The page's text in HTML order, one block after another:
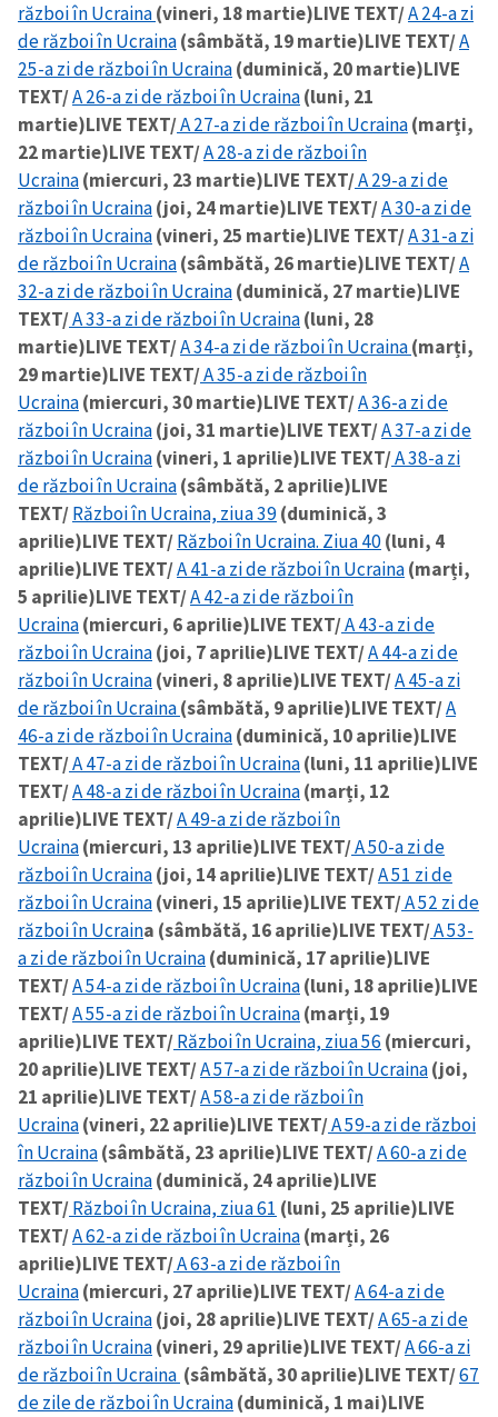
război în Ucraina(vineri, 18 martie)LIVE TEXT/A 24-a zi
de război în Ucraina(sâmbătă, 19 martie)LIVE TEXT/A
25-a zi de război în Ucraina(duminică, 20 martie)LIVE
TEXT/A 26-a zi de război în Ucraina(luni, 21
martie)LIVE TEXT/A 27-a zi de război în Ucraina(marți,
22 martie)LIVE TEXT/A 28-a zi de război în
Ucraina(miercuri, 23 martie)LIVE TEXT/A 29-a zi de
război în Ucraina(joi, 24 martie)LIVE TEXT/A 30-a zi de
război în Ucraina(vineri, 25 martie)LIVE TEXT/A 31-a zi
de război în Ucraina(sâmbătă, 26 martie)LIVE TEXT/A
32-a zi de război în Ucraina(duminică, 27 martie)LIVE
TEXT/A 33-a zi de război în Ucraina(luni, 28
martie)LIVE TEXT/A 34-a zi de război în Ucraina(marți,
29 martie)LIVE TEXT/A 35-a zi de război în
Ucraina(miercuri, 30 martie)LIVE TEXT/A 36-a zi de
război în Ucraina(joi, 31 martie)LIVE TEXT/A 37-a zi de
război în Ucraina(vineri, 1 aprilie)LIVE TEXT/A 38-a zi
de război în Ucraina(sâmbătă, 2 aprilie)LIVE
TEXT/Război în Ucraina, ziua 39(duminică, 3
aprilie)LIVE TEXT/Război în Ucraina. Ziua 40(luni, 4
aprilie)LIVE TEXT/A 41-a zi de război în Ucraina(marți,
5 aprilie)LIVE TEXT/A 42-a zi de război în
Ucraina(miercuri, 6 aprilie)LIVE TEXT/A 43-a zi de
război în Ucraina(joi, 7 aprilie)LIVE TEXT/A 44-a zi de
război în Ucraina(vineri, 8 aprilie)LIVE TEXT/A 45-a zi
de război în Ucraina(sâmbătă, 9 aprilie)LIVE TEXT/A
46-a zi de război în Ucraina(duminică, 10 aprilie)LIVE
TEXT/A 47-a zi de război în Ucraina(luni, 11 aprilie)LIVE
TEXT/A 48-a zi de război în Ucraina(marți, 12
aprilie)LIVE TEXT/A 49-a zi de război în
Ucraina(miercuri, 13 aprilie)LIVE TEXT/A 50-a zi de
război în Ucraina(joi, 14 aprilie)LIVE TEXT/A 51 zi de
război în Ucraina(vineri, 15 aprilie)LIVE TEXT/A 52 zi de
război în Ucraina (sâmbătă, 16 aprilie)LIVE TEXT/A 53-
a zi de război în Ucraina(duminică, 17 aprilie)LIVE
TEXT/A 54-a zi de război în Ucraina(luni, 18 aprilie)LIVE
TEXT/A 55-a zi de război în Ucraina(marți, 19
aprilie)LIVE TEXT/Război în Ucraina, ziua 56 (miercuri,
20 aprilie)LIVE TEXT/A 57-a zi de război în Ucraina(joi,
21 aprilie)LIVE TEXT/A 58-a zi de război în
Ucraina(vineri, 22 aprilie)LIVE TEXT/A 59-a zi de război
în Ucraina(sâmbătă, 23 aprilie)LIVE TEXT/A 60-a zi de
război în Ucraina(duminică, 24 aprilie)LIVE
TEXT/Război în Ucraina, ziua 61 (luni, 25 aprilie)LIVE
TEXT/A 62-a zi de război în Ucraina(marți, 26
aprilie)LIVE TEXT/A 63-a zi de război în
Ucraina(miercuri, 27 aprilie)LIVE TEXT/A 64-a zi de
război în Ucraina(joi, 28 aprilie)LIVE TEXT/A 65-a zi de
război în Ucraina(vineri, 29 aprilie)LIVE TEXT/A 66-a zi
de război în Ucraina (sâmbătă, 30 aprilie)LIVE TEXT/67
de zile de război în Ucraina(duminică, 1 mai)LIVE